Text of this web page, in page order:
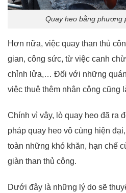
Quay heo bằng phương
Hơn nữa, việc quay than thủ
gian, công sức, từ việc canh
chỉnh lửa,… Đối với những
việc thuê thêm nhân công cũng
Chính vì vậy, lò quay heo đã ra
pháp quay heo vô cùng hiện
toàn những khó khăn, hạn chế
giàn than thủ công.
Dưới đây là những lý do sẽ